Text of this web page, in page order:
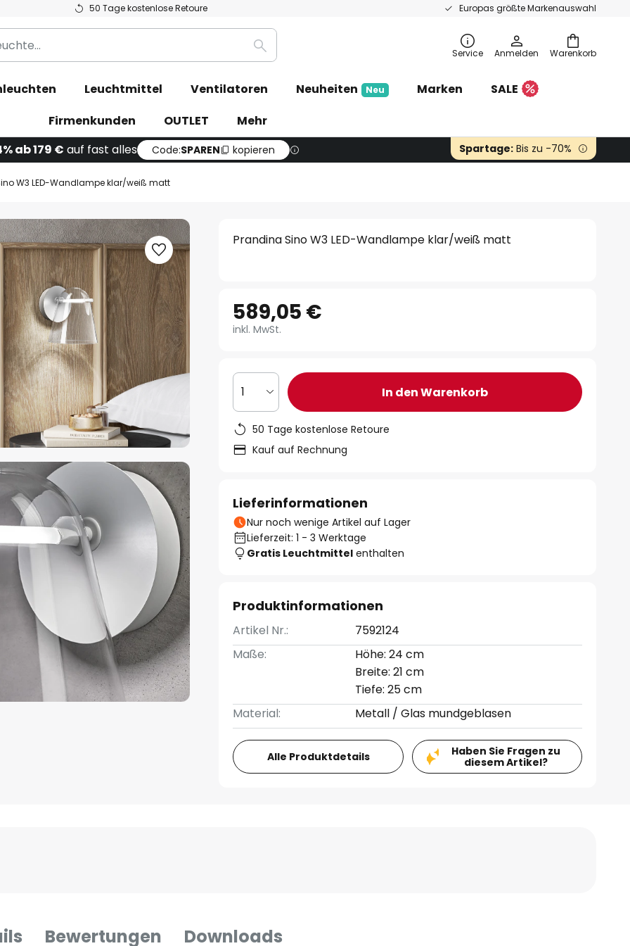
50 Tage kostenlose Retoure Europas größte Markenauswahl
Warenkorb
Suche Service Anmelden
Leuchtmittel Ventilatoren Neuheiten Neu Marken
SALE
Firmenkunden
OUTLET
Mehr
ab 179 € auf fast alles Code:SPAREN kopieren Spartage: Bis zu -70%
W3 LED-Wandlampe klar/weiß matt
Prandina Sino W3 LED-Wandlampe klar/weiß matt
589,05 €
inkl. MwSt.
1 In den Warenkorb
50 Tage kostenlose Retoure
Kauf auf Rechnung
Lieferinformationen
Nur noch wenige Artikel auf Lager
Lieferzeit: 1 - 3 Werktage
Gratis Leuchtmittel enthalten
Produktinformationen
Artikel Nr.:
7592124
Maße:
Höhe: 24 cm
Breite: 21 cm
Tiefe: 25 cm
Material:
Metall / Glas mundgeblasen
Alle Produktdetails
Haben Sie Fragen zu
diesem Artikel?
Bewertungen Downloads